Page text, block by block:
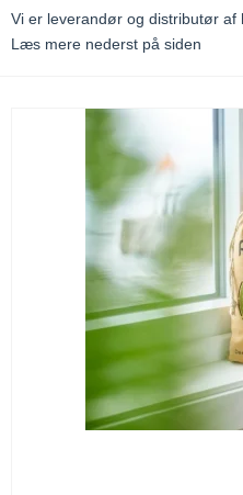
Vi er leverandør og distributør af
Læs mere nederst på siden